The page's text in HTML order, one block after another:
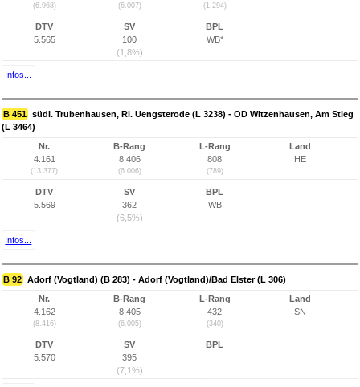
(6.968) (6.007) (1.294)
DTV
5.565
SV
100
(1,8%)
BPL
WB*
Infos...
B 451 südl. Trubenhausen, Ri. Uengsterode (L 3238) - OD Witzenhausen, Am Stieg
(L 3464)
Nr.
4.161
(13.377)
B-Rang
8.406
(6.006)
L-Rang
808
(789)
Land
HE
DTV
5.569
SV
362
(6,5%)
BPL
WB
Infos...
B 92 Adorf (Vogtland) (B 283) - Adorf (Vogtland)/Bad Elster (L 306)
Nr.
4.162
(8.416)
B-Rang
8.405
(6.005)
L-Rang
432
(340)
Land
SN
DTV
5.570
SV
395
(7,1%)
BPL